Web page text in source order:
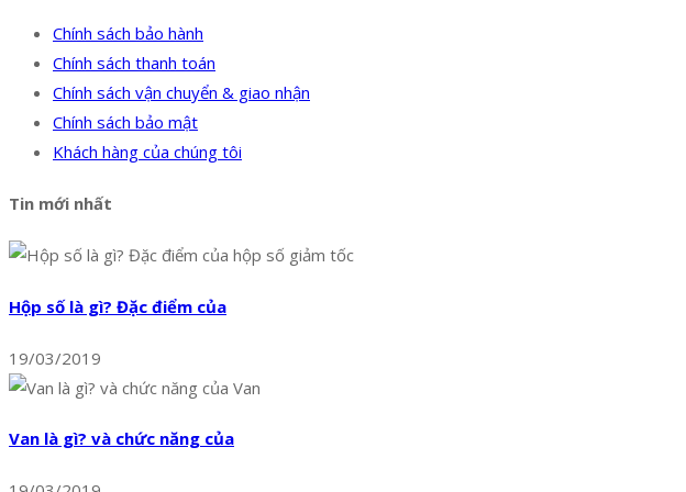
Chính sách bảo hành
Chính sách thanh toán
Chính sách vận chuyển & giao nhận
Chính sách bảo mật
Khách hàng của chúng tôi
Tin mới nhất
Hộp số là gì? Đặc điểm của
19/03/2019
Van là gì? và chức năng của